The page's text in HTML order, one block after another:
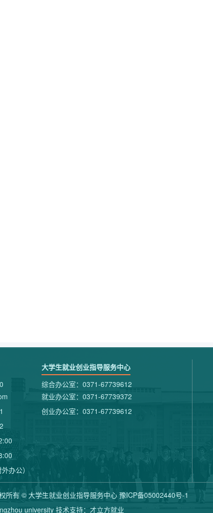
大学生就业创业指导服务中心
综合办公室：0371-67739612
就业办公室：0371-67739372
创业办公室：0371-67739612
外办公）
所有 © 大学生就业创业指导服务中心 豫ICP备05002440号-1
university 技术支持： 才立方就业